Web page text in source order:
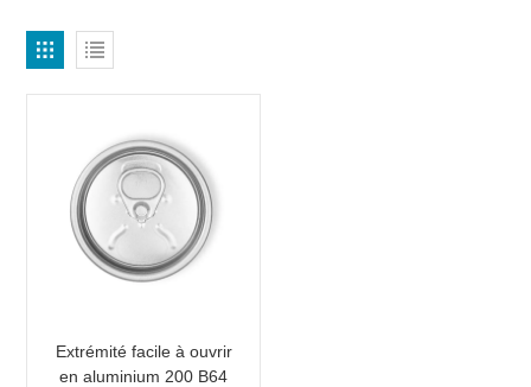
Extrémité facile à ouvrir
en aluminium 200 B64